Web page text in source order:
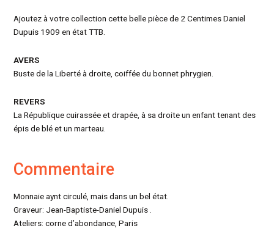
Ajoutez à votre collection cette belle pièce de 2 Centimes Daniel
Dupuis 1909 en état TTB.
AVERS
Buste de la Liberté à droite, coiffée du bonnet phrygien.
REVERS
La République cuirassée et drapée, à sa droite un enfant tenant des
épis de blé et un marteau.
Commentaire
Monnaie aynt circulé, mais dans un bel état.
Graveur: Jean-Baptiste-Daniel Dupuis .
Ateliers: corne d’abondance, Paris